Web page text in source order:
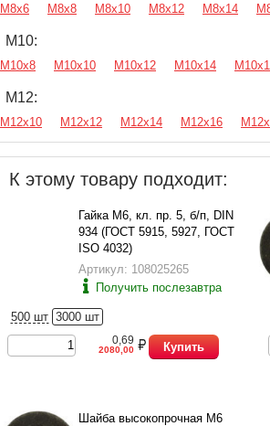
М8х6 М8х8 М8х10 М8х12 М8х14
М10:
М10х8 М10х10 М10х12 М10х14
М12:
М12х10 М12х12 М12х14 М12х16
К этому товару подходит:
Гайка М6, кл. пр. 5, б/п, DIN
934 (ГОСТ 5915, 5927, ГОСТ
ISO 4032)
Артикул: 108025265
Получить послезавтра
500 шт 3000 шт
0,69
2080,00 Купить
Шайба высокопрочная М6